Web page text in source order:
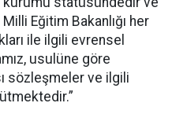
Eğitim Bakanlığı her
ile ilgili evrensel
usulüne göre
sözleşmeler ve ilgili